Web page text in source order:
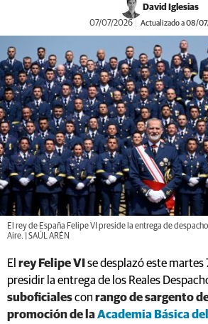
David Iglesias
07/07/2026 Actualizado a 08/
El rey de España Felipe VI preside la entrega de
Aire. | SAÚL ARÉN
El rey Felipe VI se desplazó este martes
presidir la entrega de los Reales
suboficialescon rango de sargento
promoción de laAcademia Básica